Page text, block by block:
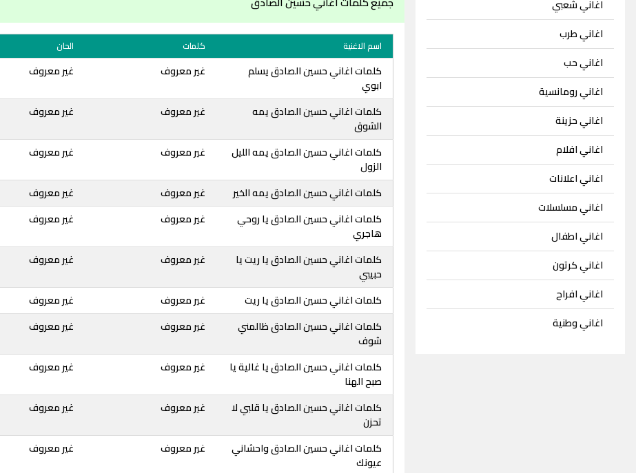
اغاني شعبي
اغاني طرب
اغاني حب
اغاني رومانسية
اغاني حزينة
اغاني افلام
اغاني اعلانات
اغاني مسلسلات
اغاني اطفال
اغاني كرتون
اغاني افراح
اغاني وطنية
اسم الاغنية كلمات الحان
كلمات اغاني حسين الصادق يسلم
ابوي
غير معروف غير معروف
كلمات اغاني حسين الصادق يمه
الشوق
غير معروف غير معروف
كلمات اغاني حسين الصادق يمه الليل
الزول
غير معروف غير معروف
كلمات اغاني حسين الصادق يمه الخير غير معروف
غير معروف
كلمات اغاني حسين الصادق يا روحي
هاجري
غير معروف غير معروف
كلمات اغاني حسين الصادق يا ريت يا
حبيبي
غير معروف غير معروف
كلمات اغاني حسين الصادق يا ريت غير معروف
غير معروف
كلمات اغاني حسين الصادق ظالمني
شوف
غير معروف غير معروف
كلمات اغاني حسين الصادق يا غالية يا
صبح الهنا
غير معروف غير معروف
كلمات اغاني حسين الصادق يا قلبي لا
تحزن
غير معروف غير معروف
كلمات اغاني حسين الصادق واحشاني
عيونك
غير معروف غير معروف